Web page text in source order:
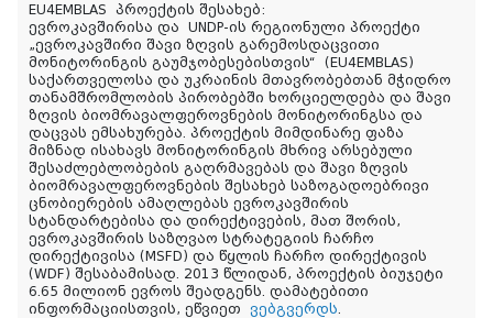
EU4EMBLAS პროექტის შესახებ:
ევროკავშირისა და UNDP-ის რეგიონული პროექტი
„ევროკავშირი შავი ზღვის გარემოსდაცვითი
მონიტორინგის გაუმჯობესებისთვის“ (EU4EMBLAS)
საქართველოსა და უკრაინის მთავრობებთან მჭიდრო
თანამშრომლობის პირობებში ხორციელდება და შავი
ზღვის ბიომრავალფეროვნების მონიტორინგსა და
დაცვას ემსახურება. პროექტის მიმდინარე ფაზა
მიზნად ისახავს მონიტორინგის მხრივ არსებული
შესაძლებლობების გაღრმავებას და შავი ზღვის
ბიომრავალფეროვნების შესახებ საზოგადოებრივი
ცნობიერების ამაღლებას ევროკავშირის
სტანდარტებისა და დირექტივების, მათ შორის,
ევროკავშირის საზღვაო სტრატეგიის ჩარჩო
დირექტივისა (MSFD) და წყლის ჩარჩო დირექტივის
(WDF) შესაბამისად. 2013 წლიდან, პროექტის ბიუჯეტი
6.65 მილიონ ევროს შეადგენს. დამატებითი
ინფორმაციისთვის, ეწვიეთ ვებგვერდს